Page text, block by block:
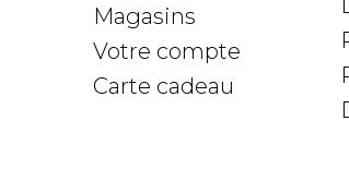
Magasins
Votre compte
Carte cadeau